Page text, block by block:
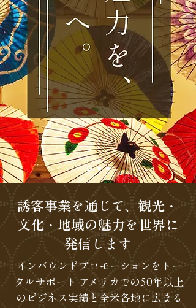
誘客事業を通じて、観光・
文化・地域の魅力を世界に
発信します​
インバウンドプロモーションをトー
タルサポート アメリカでの50年以上
のビジネス実績と全米各地に広まる